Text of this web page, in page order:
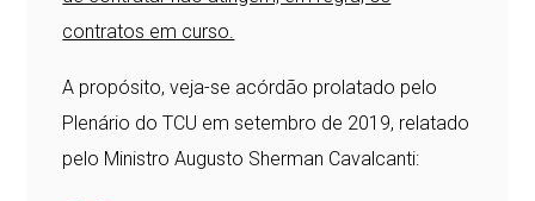
contratos em curso.
A propósito, veja-se acórdão prolatado pelo
Plenário do TCU em setembro de 2019, relatado
pelo Ministro Augusto Sherman Cavalcanti: